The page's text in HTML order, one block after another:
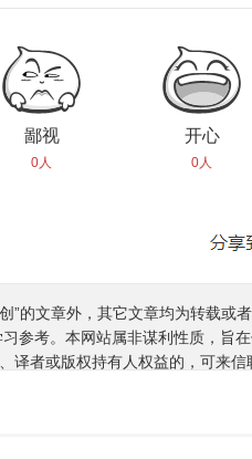
鄙视
0人
开心
0人
”的文章外，其它文章均为转载
参考。本网站属非谋利性质，旨
译者或版权持有人权益的，可来